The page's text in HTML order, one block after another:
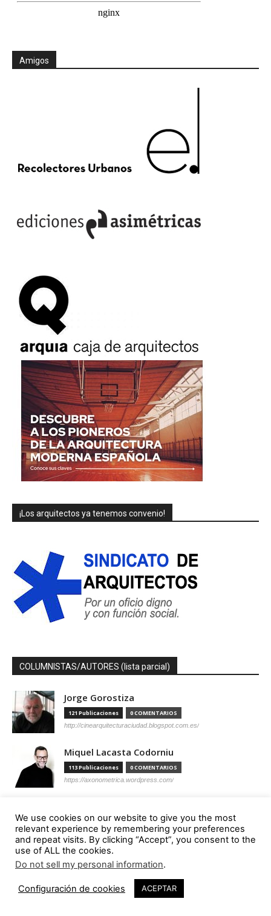
Amigos
¡Los arquitectos ya tenemos convenio!
COLUMNISTAS/AUTORES (lista parcial)
Jorge Gorostiza
121 Publicaciones 0 COMENTARIOS
http://cinearquitecturaciudad.blogspot.com.es/
Miquel Lacasta Codorniu
113 Publicaciones 0 COMENTARIOS
https://axonometrica.wordpress.com/
112 Publicaciones 0 COMENTARIOS
http://arquitectamoslocos.blogspot.com.es/
Miguel Ángel Díaz Camacho
https://madc.xyz/
We use cookies on our website to give you the most
relevant experience by remembering your preferences
and repeat visits. By clicking “Accept”, you consent to the
use of ALL the cookies.
Do not sell my personal information.
Configuración de cookies ACEPTAR